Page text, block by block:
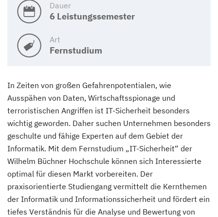
Dauer
6 Leistungssemester
Art
Fernstudium
In Zeiten von großen Gefahrenpotentialen, wie
Ausspähen von Daten, Wirtschaftsspionage und
terroristischen Angriffen ist IT-Sicherheit besonders
wichtig geworden. Daher suchen Unternehmen besonders
geschulte und fähige Experten auf dem Gebiet der
Informatik. Mit dem Fernstudium „IT-Sicherheit“ der
Wilhelm Büchner Hochschule können sich Interessierte
optimal für diesen Markt vorbereiten. Der
praxisorientierte Studiengang vermittelt die Kernthemen
der Informatik und Informationssicherheit und fördert ein
tiefes Verständnis für die Analyse und Bewertung von